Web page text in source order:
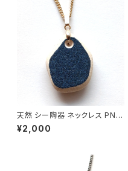
天然 シー陶器 ネックレス PN-
27
¥2,000